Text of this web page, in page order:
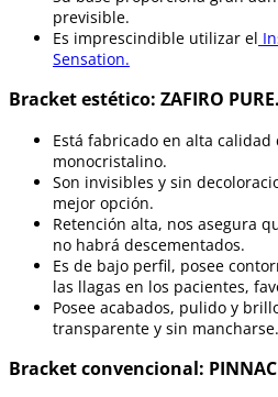
previsible.
Es imprescindible utilizar el
Sensation.
Bracket estético: ZAFIRO PURE.
Está fabricado en alta
monocristalino.
Son invisibles y sin
mejor opción.
Retención alta, nos asegura
no habrá descementados.
Es de bajo perfil, posee
las llagas en los pacientes,
Posee acabados, pulido y
transparente y sin mancharse.
Bracket convencional: